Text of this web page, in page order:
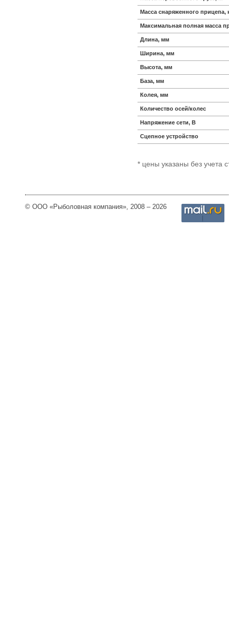
Масса снаряженного прицепа,
Максимальная полная масса
Длина, мм
Ширина, мм
Высота, мм
База, мм
Колея, мм
Количество осей/колес
Напряжение сети, В
Сцепное устройство
* цены указаны без учета
© ООО «Рыболовная компания», 2008 – 2026